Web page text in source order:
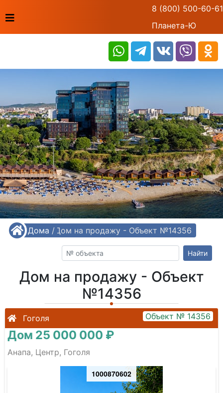
8 (800) 500-60-61
Планета-Ю
/ Дома / Дом на продажу - Объект №14356
Найти
Дом на продажу - Объект
№14356
Гоголя Объект № 14356
Дом 25 000 000 ₽
Анапа, Центр, Гоголя
1000870602